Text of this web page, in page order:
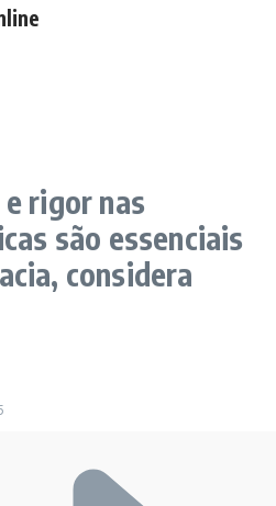
rigor nas
são essenciais
considera